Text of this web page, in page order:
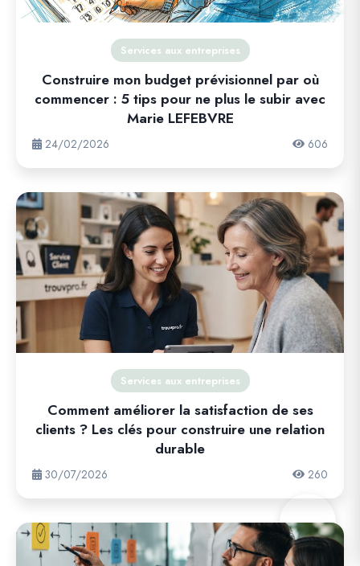
Services aux entreprises
Construire mon budget prévisionnel par où
commencer : 5 tips pour ne plus le subir avec
Marie LEFEBVRE
24/02/2026 606
Services aux entreprises
Comment améliorer la satisfaction de ses
clients ? Les clés pour construire une relation
durable
30/07/2026 260